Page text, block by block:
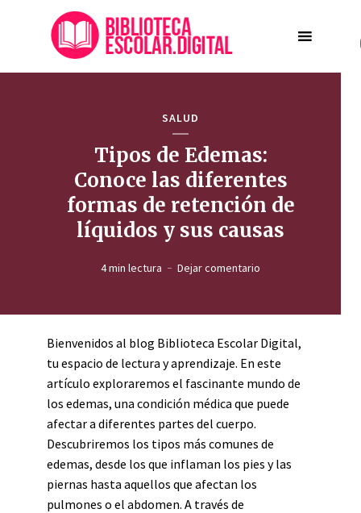
SALUD
Tipos de Edemas:
Conoce las diferentes
formas de retención de
líquidos y sus causas
4 min lectura Dejar comentario
Bienvenidos al blog Biblioteca Escolar Digital,
tu espacio de lectura y aprendizaje. En este
artículo exploraremos el fascinante mundo de
los edemas, una condición médica que puede
afectar a diferentes partes del cuerpo.
Descubriremos los tipos más comunes de
edemas, desde los que inflaman los pies y las
piernas hasta aquellos que afectan los
pulmones o el abdomen. A través de